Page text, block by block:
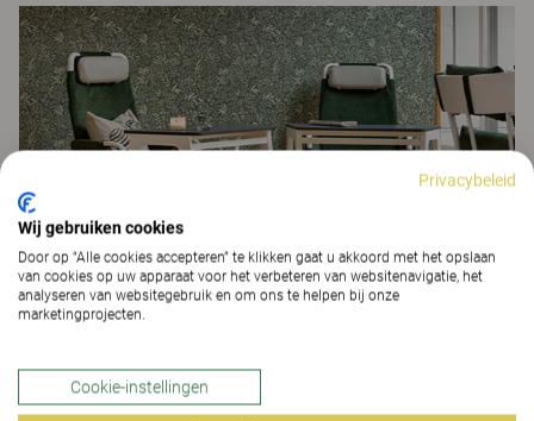
Verzorgingstehuis Ranagård
Privacybeleid
Wij gebruiken cookies
Door op “Alle cookies accepteren” te klikken gaat u akkoord met het opslaan
van cookies op uw apparaat voor het verbeteren van websitenavigatie, het
analyseren van websitegebruik en om ons te helpen bij onze
marketingprojecten.
Cookie-instellingen